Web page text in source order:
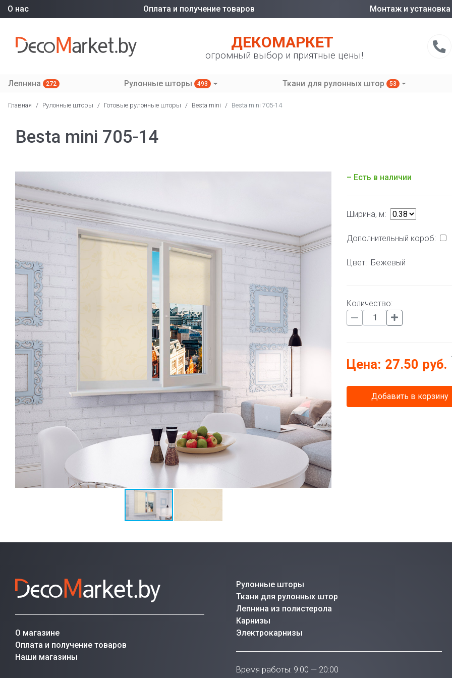
О нас Оплата и получение товаров Монтаж и
ДЕКОМАРКЕТ
огромный выбор и приятные цены!
Лепнина 272 Рулонные шторы 493 Ткани для рулонных штор 53
Главная / Рулонные шторы / Готовые рулонные шторы / Besta mini / Besta mini 705-14
Besta mini 705-14
– Есть в наличии
Ширина, м:
Дополнительный короб:
Цвет: Бежевый
Количество:
Цена: 27.50 руб.
Добавить в корзину
О магазине
Оплата и получение товаров
Наши магазины
Рулонные шторы
Ткани для рулонных штор
Лепнина из полистерола
Карнизы
Электрокарнизы
Время работы: 9:00 — 20:00